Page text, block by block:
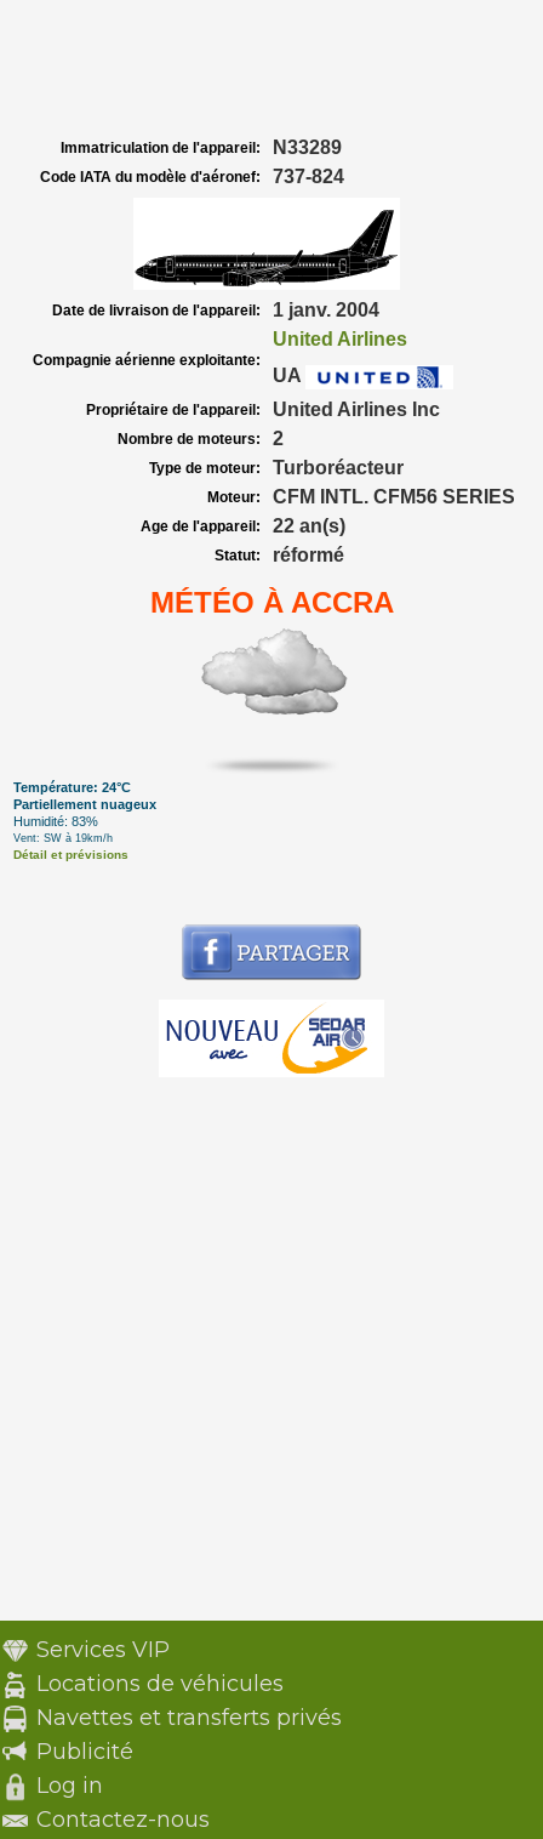
Immatriculation de l'appareil: N33289
Code IATA du modèle d'aéronef: 737-824
Date de livraison de l'appareil: 1 janv. 2004
Compagnie aérienne exploitante:
United Airlines
UA
Propriétaire de l'appareil: United Airlines Inc
Nombre de moteurs: 2
Type de moteur: Turboréacteur
Moteur: CFM INTL. CFM56 SERIES
Age de l'appareil: 22 an(s)
Statut: réformé
MÉTÉO À ACCRA
Température: 24°C
Partiellement nuageux
Humidité: 83%
Vent: SW à 19km/h
Détail et prévisions
Services VIP
Locations de véhicules
Navettes et transferts privés
Publicité
Log in
Contactez-nous